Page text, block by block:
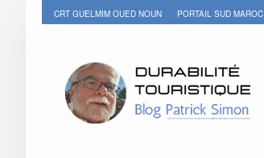
CRT GUELMIM OUED NOUN PORTAIL SUD MAROC